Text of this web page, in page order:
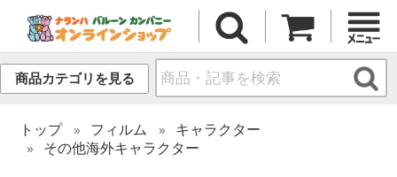
商品カテゴリを見る
トップ フィルム
キャラクター
その他海外キャラクター